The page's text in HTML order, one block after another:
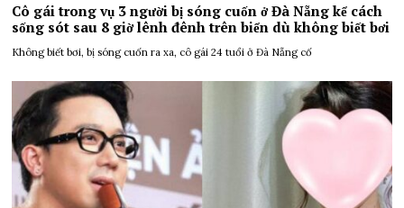
Cô gái trong vụ 3 người bị sóng cuốn ở Đà Nẵng kể cách
sống sót sau 8 giờ lênh đênh trên biển dù không biết bơi
Không biết bơi, bị sóng cuốn ra xa, cô gái 24 tuổi ở Đà Nẵng cố